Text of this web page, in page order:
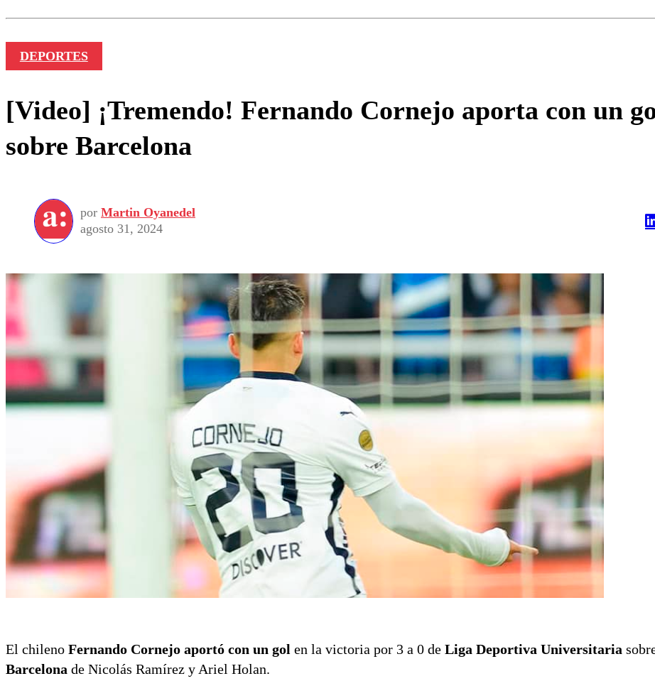
DEPORTES
[Video] ¡Tremendo! Fernando Cornejo aporta con un
sobre Barcelona
por Martin Oyanedel
agosto 31, 2024
El chileno Fernando Cornejo aportó con un gol en la victoria por 3 a 0 de Liga Deportiva Universitaria
Barcelona de Nicolás Ramírez y Ariel Holan.